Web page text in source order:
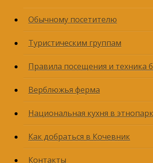
Обычному посетителю
Туристическим группам
Верблюжья ферма
Национальная кухня в
Как добраться в Кочевник
Контакты